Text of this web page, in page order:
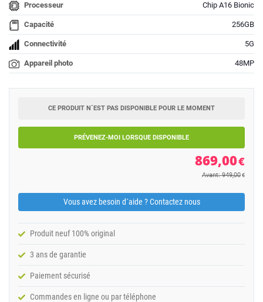
Processeur Chip A16 Bionic
Capacité 256GB
Connectivité 5G
Appareil photo 48MP
CE PRODUIT N´EST PAS DISPONIBLE POUR LE MOMENT
PRÉVENEZ-MOI LORSQUE DISPONIBLE
869,00€
Avant: 949,00 €
Vous avez besoin d´aide ? Contactez nous
Produit neuf 100% original
3 ans de garantie
Paiement sécurisé
Commandes en ligne ou par téléphone